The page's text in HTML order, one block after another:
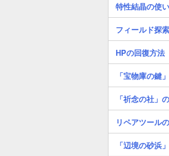
特性結晶の使
フィールド探
HPの回復方法
「宝物庫の鍵
「祈念の社」
リペアツール
「辺境の砂浜